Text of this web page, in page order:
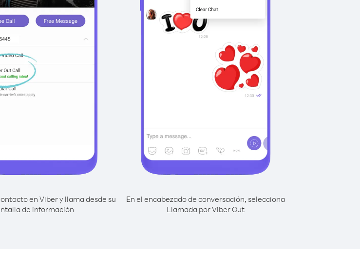
en Viber y llama desde su
de información
En el encabezado de conversación, selecciona
Llamada por Viber Out